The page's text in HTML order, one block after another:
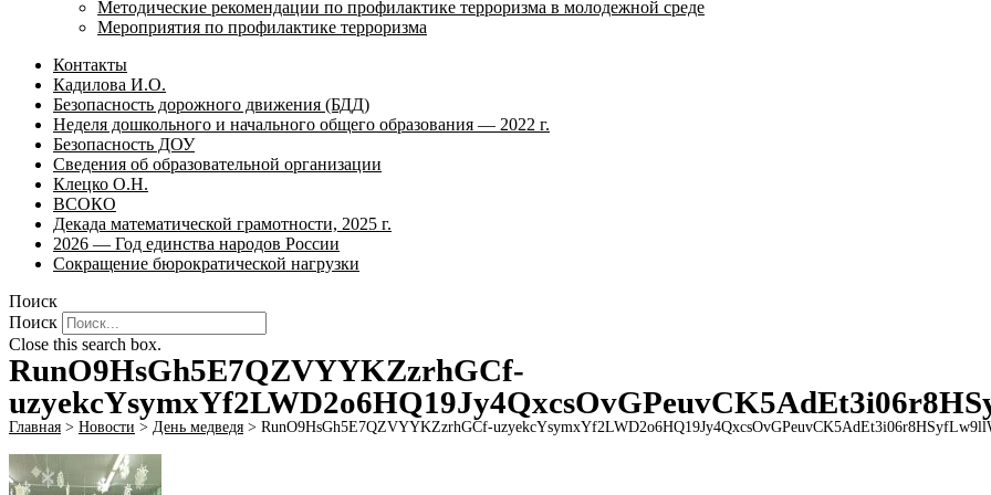
Методические рекомендации по профилактике терроризма в молодежной среде
Мероприятия по профилактике терроризма
Контакты
Кадилова И.О.
Безопасность дорожного движения (БДД)
Неделя дошкольного и начального общего образования — 2022 г.
Безопасность ДОУ
Сведения об образовательной организации
Клецко О.Н.
ВСОКО
Декада математической грамотности, 2025 г.
2026 — Год единства народов России
Сокращение бюрократической нагрузки
Поиск
Поиск
Close this search box.
RunO9HsGh5E7QZVYYKZzrhGCf-
Главная > Новости > День медведя > RunO9HsGh5E7QZVYYKZzrhGCf-